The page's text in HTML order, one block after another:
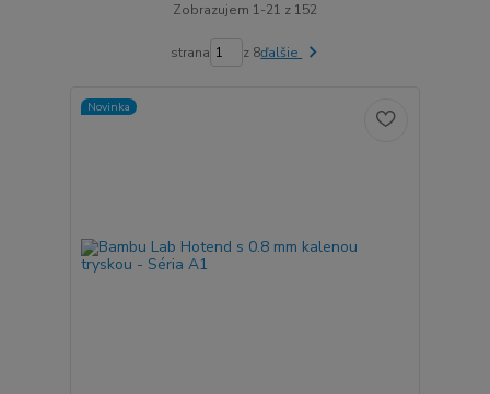
Zobrazujem 1-21 z 152
strana z 8ďalšie
Novinka